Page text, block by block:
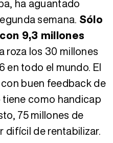
ha aguantado
semana. Sólo
9,3 millones
roza los 30 millones
en todo el mundo. El
buen feedback de
como handicap
75 millones de
difícil de rentabilizar.